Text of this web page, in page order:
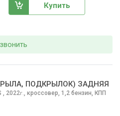
Купить
ПОДКРЫЛОК) ЗАДНЯЯ
, 2022г., кроссовер, 1,2 бензин, КПП